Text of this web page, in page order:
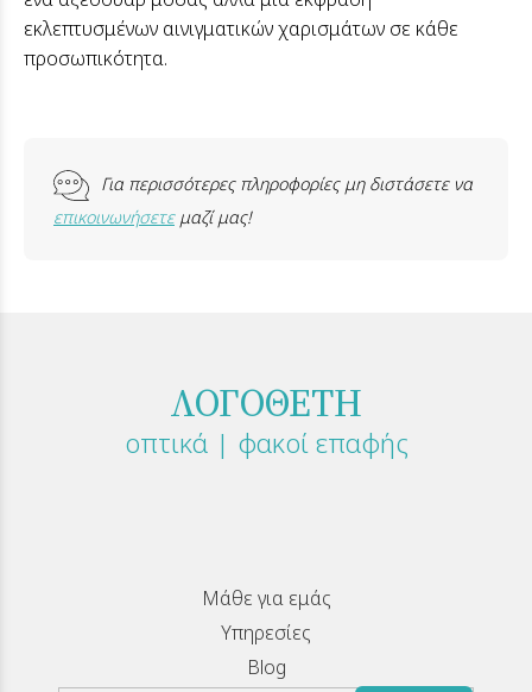
εκλεπτυσμένων αινιγματικών χαρισμάτων σε κάθε
προσωπικότητα.
Για περισσότερες πληροφορίες μη διστάσετε να
επικοινωνήσετεμαζί μας!
ΛΟΓΟΘΕΤΗ
οπτικά | φακοί επαφής
Μάθε για εμάς
Υπηρεσίες
Blog